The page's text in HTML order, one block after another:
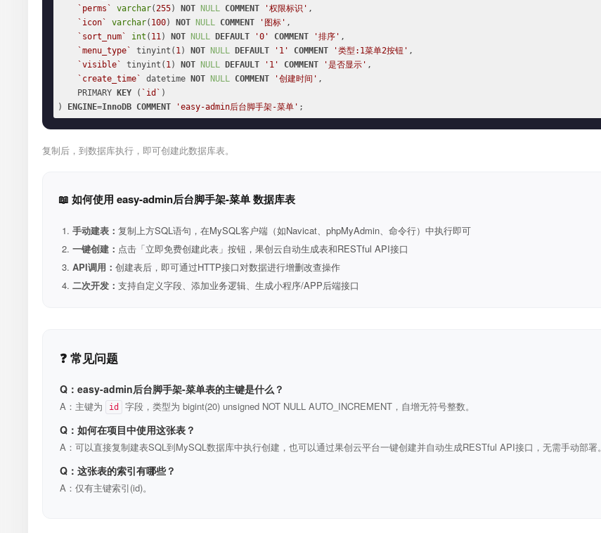
`perms`
varchar(255) NOT NULL COMMENT '权限标识' ,
`icon`
varchar( 100) NOT NULL COMMENT '图标' ,
`sort_num`
int ( 11) NOT NULL DEFAULT '0' COMMENT '排序' ,
`menu_type`
tinyint( 1) NOT NULL DEFAULT '1' COMMENT '类型:1菜单2按钮' ,
`visible`
tinyint( 1) NOT NULL DEFAULT '1' COMMENT '是否显示' ,
`create_time`
datetime NOT NULL COMMENT '创建时间' ,
    PRIMARY
KEY ( `id` )
)
ENGINE=InnoDB COMMENT 'easy-admin后台脚手架-菜单' ;
复制后，到数据库执行，即可创建此数据库表。
📖 如何使用 easy-admin后台脚手架-菜单 数据库表
手动建表： 复制上方SQL语句，在MySQL客户端（如Navicat、phpMyAdmin、命令行）中执行即可
一键创建： 点击「立即免费创建此表」按钮，果创云自动生成表和RESTful API接口
API调用： 创建表后，即可通过HTTP接口对数据进行增删改查操作
二次开发： 支持自定义字段、添加业务逻辑、生成小程序/APP后端接口
❓ 常见问题
Q：easy-admin后台脚手架-菜单表的主键是什么？
A：主键为 id 字段，类型为 bigint(20) unsigned NOT NULL AUTO_INCREMENT，自增无符号整数。
Q：如何在项目中使用这张表？
A：可以直接复制建表SQL到MySQL数据库中执行创建，也可以通过果创云平台一键创建并自动生成RESTful API接口，无需手动部署。
Q：这张表的索引有哪些？
A：仅有主键索引(id)。